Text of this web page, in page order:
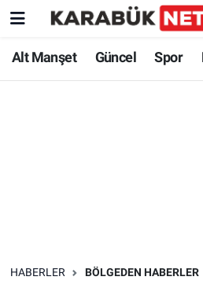
Alt Manşet Güncel Spor
HABERLER BÖLGEDEN HABERLER